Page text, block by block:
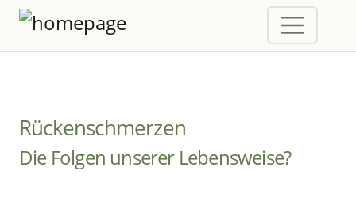
Rückenschmerzen
Die Folgen unserer Lebensweise?